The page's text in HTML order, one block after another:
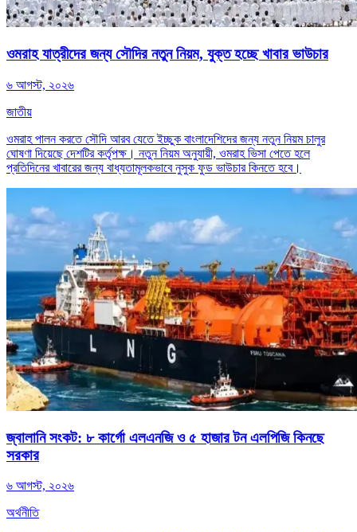
ওমরাহ যাত্রীদের জন্য সৌদির নতুন নিয়ম, যুক্ত হচ্ছে খাবার ভাউচার
৬ আগস্ট, ২০২৬
জাতীয়
ওমরাহ পালন করতে সৌদি আরব যেতে ইচ্ছুক বাংলাদেশিদের জন্য নতুন নিয়ম চালুর
ঘোষণা দিয়েছে দেশটির কর্তৃপক্ষ। নতুন নিয়ম অনুযায়ী, ওমরাহ ভিসা পেতে হলে
প্রতিদিনের খাবারের জন্য বাধ্যতামূলকভাবে নুসুক ফুড ভাউচার কিনতে হবে।
জ্বালানি সংকট: ৮ কার্গো এলএনজি ও ৫ হাজার টন এলপিজি কিনছে
সরকার
৬ আগস্ট, ২০২৬
অর্থনীতি